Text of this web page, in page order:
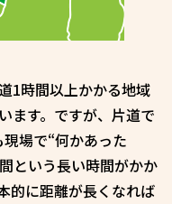
1時間以上かかる地域
ます。ですが、片道で
場で“何かあった
という長い時間がかか
的に距離が長くなれば